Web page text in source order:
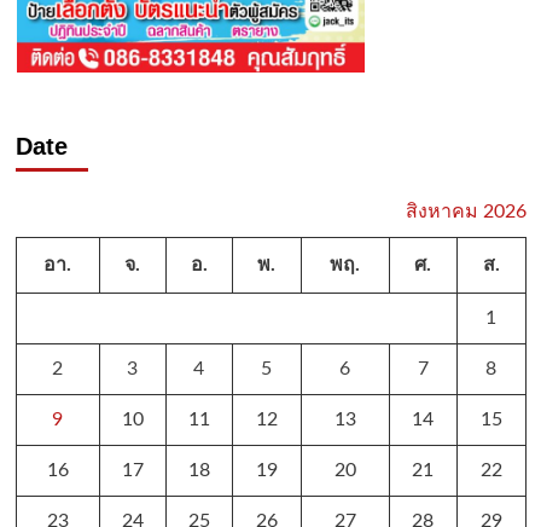
Date
สิงหาคม 2026
อา. จ. อ. พ. พฤ. ศ. ส.
1
2 3 4 5 6 7 8
9 10 11 12 13 14 15
16 17 18 19 20 21 22
23 24 25 26 27 28 29